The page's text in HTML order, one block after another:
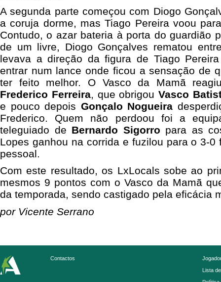
A segunda parte começou com Diogo
a coruja dorme, mas Tiago Pereira voou
Contudo, o azar bateria à porta do guardião
de um livre, Diogo Gonçalves rematou
levava a direção da figura de Tiago
entrar num lance onde ficou a sensação de
ter feito melhor. O Vasco da Mamã
Frederico Ferreira, que obrigouVasco
e pouco depois Gonçalo Nogueira
Frederico. Quem não perdoou foi a
teleguiado de Bernardo Sigorro para as
Lopes ganhou na corrida e fuzilou para o 3-
pessoal.
Com este resultado, os LxLocals sobe ao
mesmos 9 pontos com o Vasco da Mamã
da temporada, sendo castigado pela eficácia
por Vicente Serrano
Contactos
Lista